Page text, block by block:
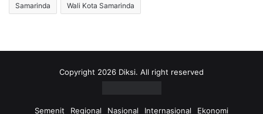
Samarinda Wali Kota Samarinda
Copyright 2026 Diksi. All right reserved
Semenit Regional Nasional Internasional Ekonomi